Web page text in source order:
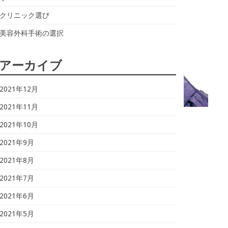
クリニック選び
美容外科手術の選択
アーカイブ
2021年12月
2021年11月
2021年10月
2021年9月
2021年8月
2021年7月
2021年6月
2021年5月